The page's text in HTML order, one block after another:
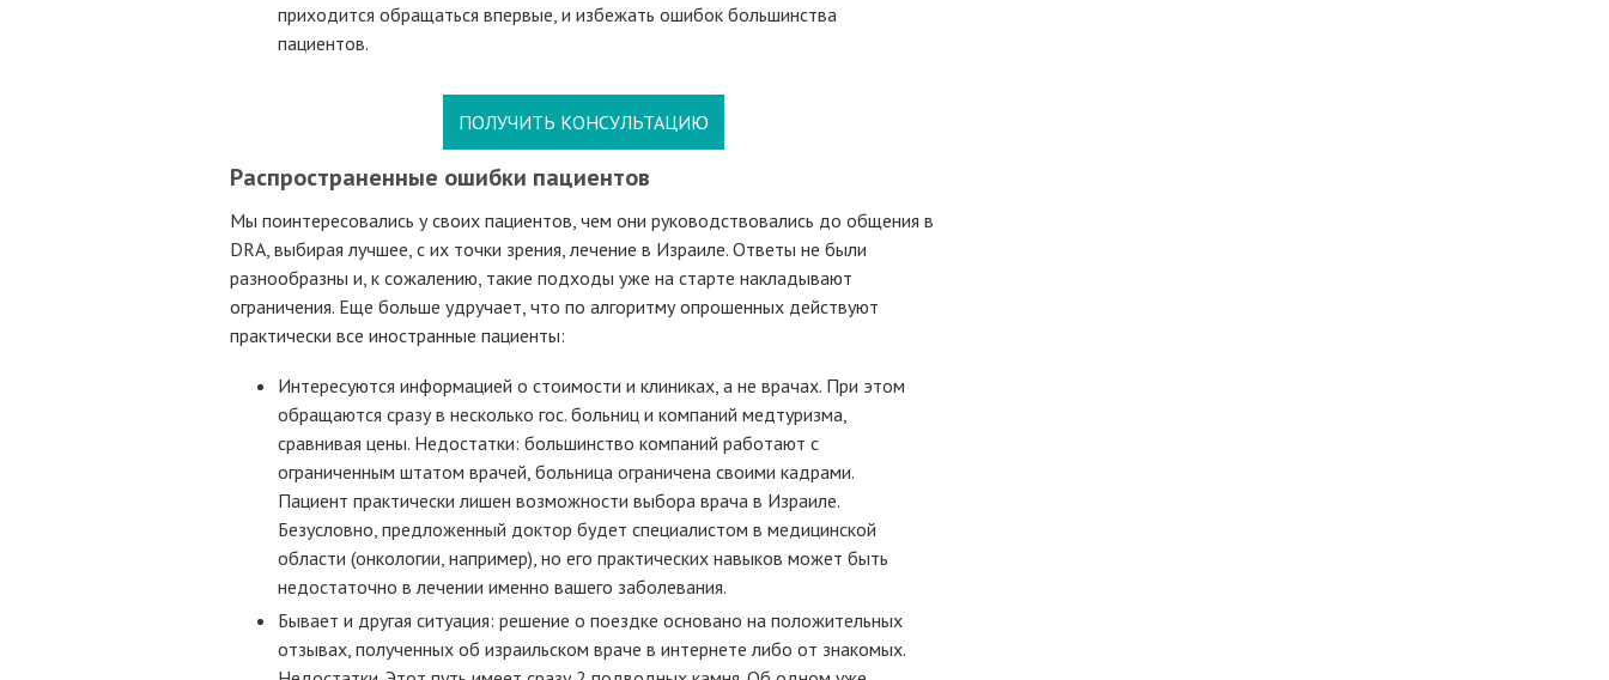
приходится обращаться впервые, и избежать ошибок большинства
пациентов.
ПОЛУЧИТЬ КОНСУЛЬТАЦИЮ
Распространенные ошибки пациентов
Мы поинтересовались у своих пациентов, чем они руководствовались до общения в
DRA, выбирая лучшее, с их точки зрения, лечение в Израиле. Ответы не были
разнообразны и, к сожалению, такие подходы уже на старте накладывают
ограничения. Еще больше удручает, что по алгоритму опрошенных действуют
практически все иностранные пациенты:
Интересуются информацией о стоимости и клиниках, а не врачах. При этом
обращаются сразу в несколько гос. больниц и компаний медтуризма,
сравнивая цены. Недостатки: большинство компаний работают с
ограниченным штатом врачей, больница ограничена своими кадрами.
Пациент практически лишен возможности выбора врача в Израиле.
Безусловно, предложенный доктор будет специалистом в медицинской
области (онкологии, например), но его практических навыков может быть
недостаточно в лечении именно вашего заболевания.
Бывает и другая ситуация: решение о поездке основано на положительных
отзывах, полученных об израильском враче в интернете либо от знакомых.